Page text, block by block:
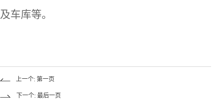
及车库等。
上一个: 第一页
下一个: 最后一页